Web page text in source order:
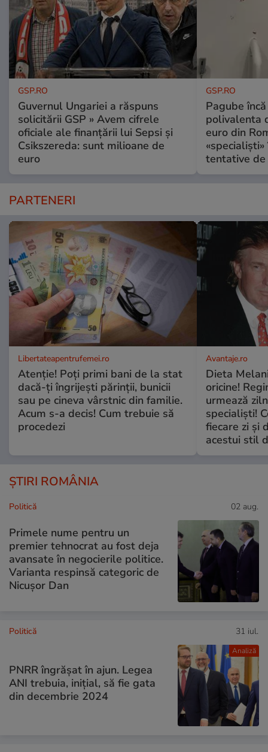
GSP.RO
Guvernul Ungariei a răspuns
solicitării GSP » Avem cifrele
oficiale ale finanțării lui Sepsi și
Csikszereda: sunt milioane de
euro
GSP.RO
Pagube
polivalenta
euro din
tentative de
PARTENERI
Libertateapentrufemei.ro
Atenție! Poți primi bani de la stat
dacă-ți îngrijești părinții, bunicii
sau pe cineva vârstnic din familie.
Acum s-a decis! Cum trebuie să
procedezi
Avantaje.ro
Dieta
oricine!
urmează
specialiști!
fiecare zi și
acestui stil
ȘTIRI ROMÂNIA
Politică 02 aug.
Primele nume pentru un
premier tehnocrat au fost deja
avansate în negocierile politice.
Varianta respinsă categoric de
Nicușor Dan
Analiză
Politică 31 iul.
PNRR îngrășat în ajun. Legea
ANI trebuia, inițial, să fie gata
din decembrie 2024